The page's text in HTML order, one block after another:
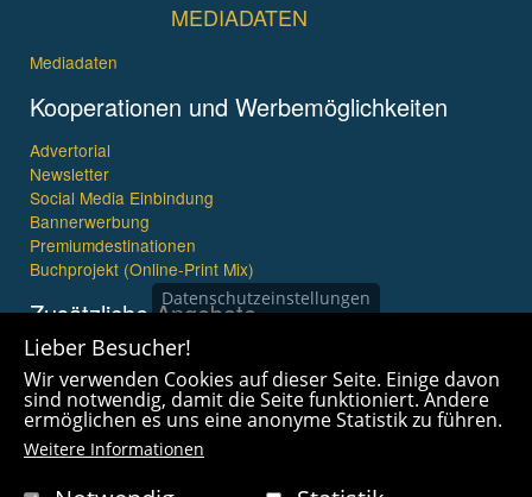
MEDIADATEN
Mediadaten
Kooperationen und Werbemöglichkeiten
Advertorial
Newsletter
Social Media Einbindung
Bannerwerbung
Premiumdestinationen
Buchprojekt (Online-Print Mix)
Zusätzliche Angebote
Imagefilme und mehr
360° x 360° Fotografie
Datenschutzeinstellungen
Lieber Besucher!
Wir verwenden Cookies auf dieser Seite. Einige davon
sind notwendig, damit die Seite funktioniert. Andere
ermöglichen es uns eine anonyme Statistik zu führen.
Weitere Informationen